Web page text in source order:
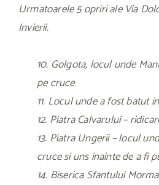
Urmatoarele 5 opriri ale Via
Invierii.
10. Golgota, locul unde
pe cruce
11. Locul unde a fost batut
12. Piatra Calvarului –
13. Piatra Ungerii – locul
cruce si uns inainte de a fi
14. Biserica Sfantului